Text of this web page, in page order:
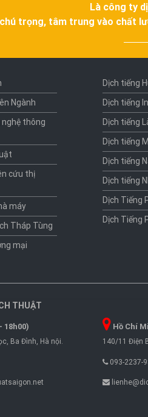
Là công ty
trọng, tâm trung vào chất
Ngành
nghệ thông
cứu thị
máy
Tháp Tùng
mại
Dịch tiếng
Dịch tiếng
Dịch tiếng
Dịch tiếng
Dịch tiếng
Dịch tiếng
Dịch Tiếng
Dịch Tiếng
THUẬT
18h00)
Ba Đình, Hà nội.
Hồ Chí
140/11 Điện
093-2237-